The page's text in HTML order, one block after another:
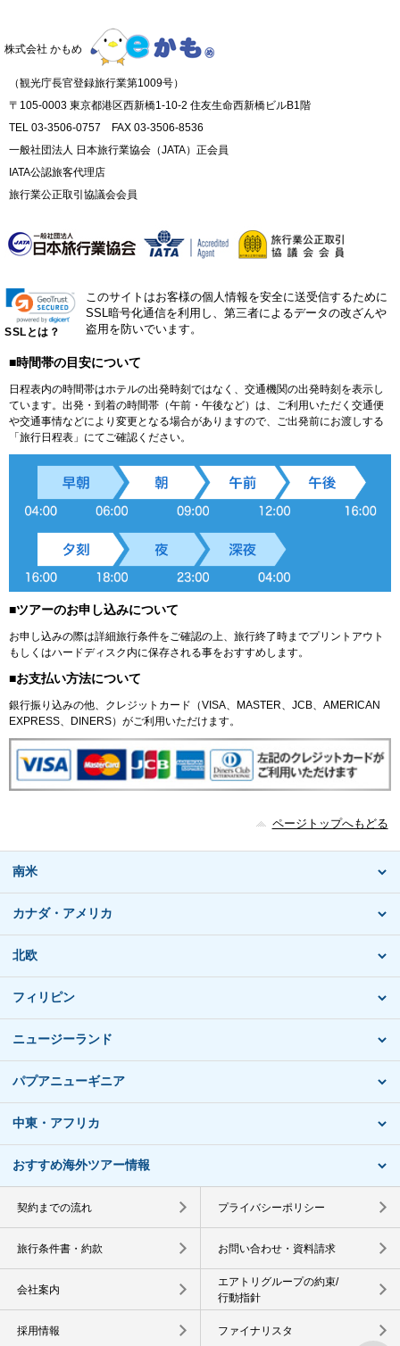
株式会社 かもめ
（観光庁長官登録旅行業第1009号）
〒105-0003 東京都港区西新橋1-10-2 住友生命西新橋ビルB1階
TEL 03-3506-0757 FAX 03-3506-8536
一般社団法人 日本旅行業協会（JATA）正会員
IATA公認旅客代理店
旅行業公正取引協議会会員
SSLとは？
このサイトはお客様の個人情報を安全に送受信するために
SSL暗号化通信を利用し、第三者によるデータの改ざんや
盗用を防いでいます。
■時間帯の目安について
日程表内の時間帯はホテルの出発時刻ではなく、交通機関の出発時刻を表示し
ています。出発・到着の時間帯（午前・午後など）は、ご利用いただく交通便
や交通事情などにより変更となる場合がありますので、ご出発前にお渡しする
「旅行日程表」にてご確認ください。
■ツアーのお申し込みについて
お申し込みの際は詳細旅行条件をご確認の上、旅行終了時までプリントアウト
もしくはハードディスク内に保存される事をおすすめします。
■お支払い方法について
銀行振り込みの他、クレジットカード（VISA、MASTER、JCB、AMERICAN
EXPRESS、DINERS）がご利用いただけます。
ページトップへもどる
南米
カナダ・アメリカ
北欧
フィリピン
ニュージーランド
パプアニューギニア
中東・アフリカ
おすすめ海外ツアー情報
契約までの流れ プライバシーポリシー
旅行条件書・約款 お問い合わせ・資料請求
会社案内
エアトリグループの約束/
行動指針
採用情報 ファイナリスタ